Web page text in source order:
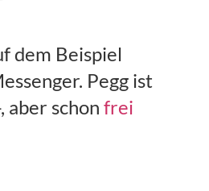
dem Beispiel
Pegg ist
aber schonfrei